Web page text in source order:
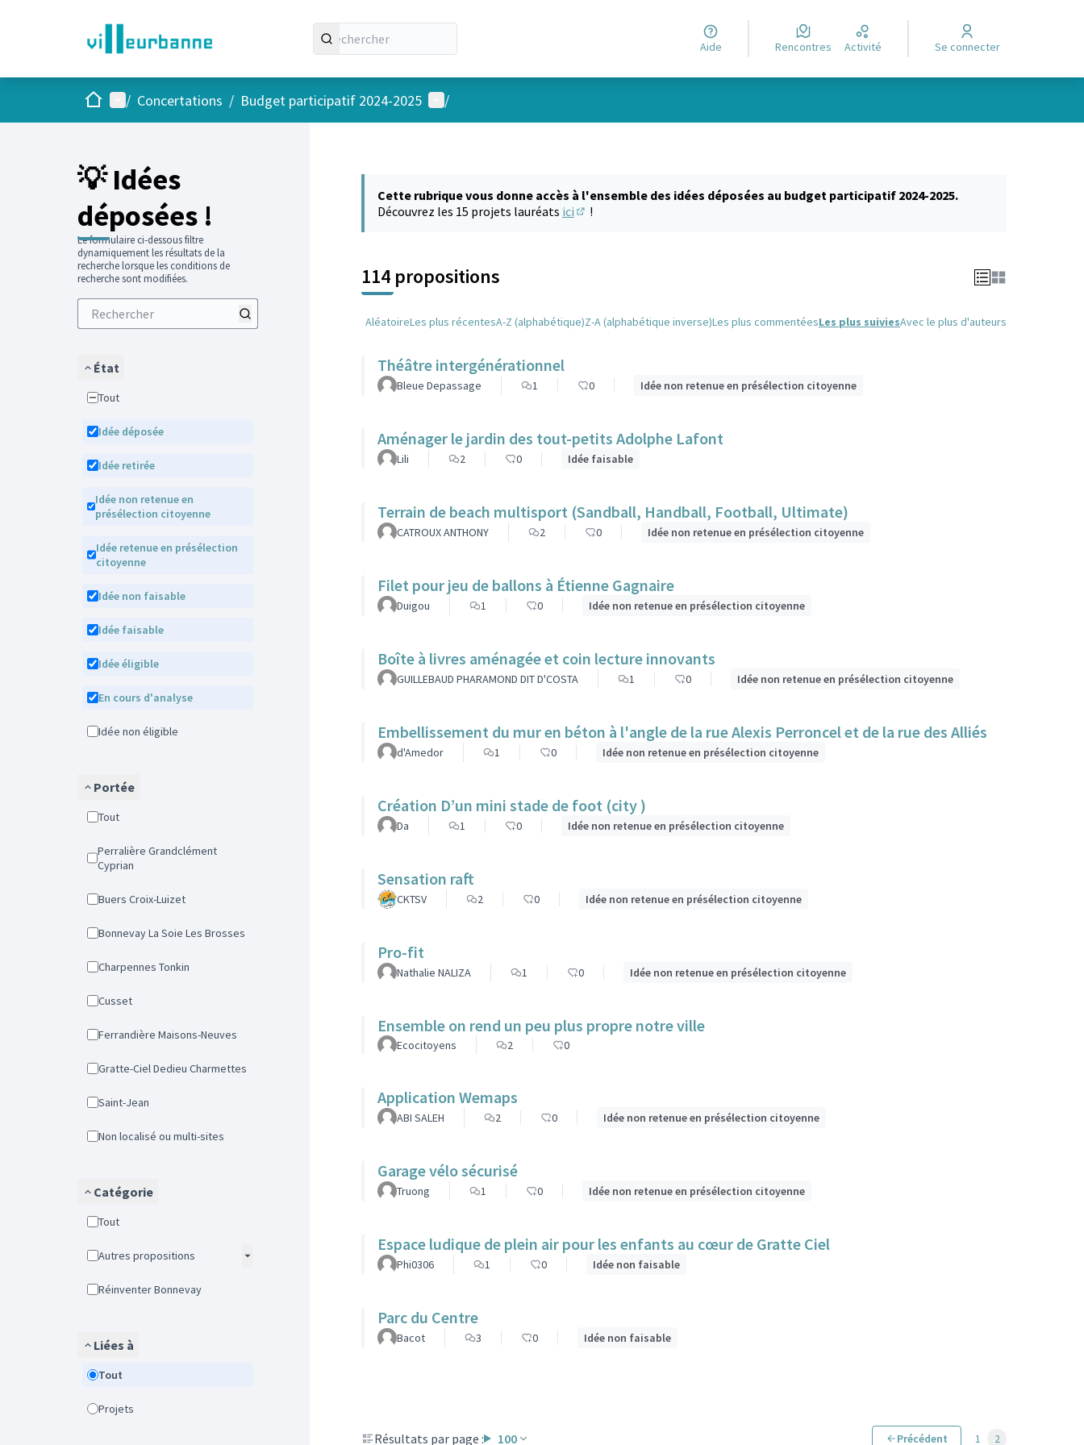
Aide Rencontres Activité Se connecter
AccueilMenu principal
/ Concertations / Budget participatif 2024-2025 Menu utilisateur
/
💡 Idées
déposées !
Le formulaire ci-dessous filtre
dynamiquement les résultats de la
recherche lorsque les conditions de
recherche sont modifiées.
État
Tout
Idée déposée
Idée retirée
Idée non retenue en
présélection citoyenne
Idée retenue en présélection
citoyenne
Idée non faisable
Idée faisable
Idée éligible
En cours d'analyse
Idée non éligible
Portée
Tout
Perralière Grandclément
Cyprian
Buers Croix-Luizet
Bonnevay La Soie Les Brosses
Charpennes Tonkin
Cusset
Ferrandière Maisons-Neuves
Gratte-Ciel Dedieu Charmettes
Saint-Jean
Non localisé ou multi-sites
Catégorie
Tout
Autres propositions
Réinventer Bonnevay
Liées à
Tout
Projets
Cette rubrique vous donne accès à l'ensemble des idées déposées au budget participatif 2024-2025.
Découvrez les 15 projets lauréats ici !
114 propositions
AléatoireLes plus récentesA-Z (alphabétique)Z-A (alphabétique inverse)Les plus commentéesLes plus suiviesAvec le plus d'auteurs
Théâtre intergénérationnel
Bleue Depassage 1 0 Idée non retenue en présélection citoyenne
Aménager le jardin des tout-petits Adolphe Lafont
Lili 2 0 Idée faisable
Terrain de beach multisport (Sandball, Handball, Football, Ultimate)
CATROUX ANTHONY 2 0 Idée non retenue en présélection citoyenne
Filet pour jeu de ballons à Étienne Gagnaire
Duigou 1 0 Idée non retenue en présélection citoyenne
Boîte à livres aménagée et coin lecture innovants
GUILLEBAUD PHARAMOND DIT D'COSTA 1 0 Idée non retenue en présélection citoyenne
Embellissement du mur en béton à l'angle de la rue Alexis Perroncel et de la rue des Alliés
d'Amedor 1 0 Idée non retenue en présélection citoyenne
Création D’un mini stade de foot (city )
Da 1 0 Idée non retenue en présélection citoyenne
Sensation raft
CKTSV 2 0 Idée non retenue en présélection citoyenne
Pro-fit
Nathalie NALIZA 1 0 Idée non retenue en présélection citoyenne
Ensemble on rend un peu plus propre notre ville
Ecocitoyens 2 0
Application Wemaps
ABI SALEH 2 0 Idée non retenue en présélection citoyenne
Garage vélo sécurisé
Truong 1 0 Idée non retenue en présélection citoyenne
Espace ludique de plein air pour les enfants au cœur de Gratte Ciel
Phi0306 1 0 Idée non faisable
Parc du Centre
Bacot 3 0 Idée non faisable
Résultats par page : 100 Précédent 1 2